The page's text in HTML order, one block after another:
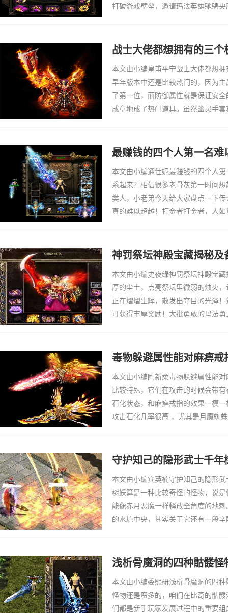
打破游戏壁垒，邀请玛法英雄驰骋
战士大佬都想拥有的三个
本文由小编皇甫平宁战士大佬都想
早年版本中还是比较热门的，因为
了第一位，而防御属性就是保证安
成章地成了热门道具。虽然幽灵手
最赚钱的四个人第一名难
本文由小编通佳妮最赚钱的四个人
系起来？相信很多老骨灰第一时间
类人，小老弟今天给大家盘点一下
真的难以超越！打金者打金者，人
神罚祭坛神殿宝藏揭秘及
本文由小编史夜绿神罚祭坛神殿宝
厚的尘土，点亮祭坛里微弱的烛火
正在熠熠生辉，散发出夺目的光泽
可获得丰厚奖励！大批勇敢的玛法
毒物躲避属性能对麻痹戒
本文由小编陶新柔毒物躲避属性能
比较特殊，它们在攻击的时候会带
石化状态，和麻痹戒指的效果一模
攻击石化几率很高 ，尤其是月魔蜘
守护知己的隐形武士千年
本文由小编宾英楠守护知己的隐形
树妖算是一种比较奇怪的怪物，说
能像赤月恶魔一样释放全角度的地
的水塘中央，其实关于它还有一段
浅析骨魔洞的四种骷髅怪
本文由小编委熙研浅析骨魔洞的四
怪物还是蛮多的，咱们在比奇的骷
们都是新手玩家发展过程中的重要